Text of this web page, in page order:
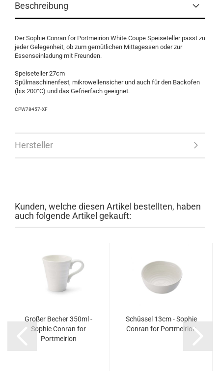
Beschreibung
Der Sophie Conran for Portmeirion White Coupe Speiseteller passt zu
jeder Gelegenheit, ob zum gemütlichen Mittagessen oder zur
Essenseinladung mit Freunden.
Speiseteller 27cm
Spülmaschinenfest, mikrowellensicher und auch für den Backofen
(bis 200°C) und das Gefrierfach geeignet.
CPW78457-XF
Hersteller
Kunden, welche diesen Artikel bestellten, haben
auch folgende Artikel gekauft:
Großer Becher 350ml -
Sophie Conran for
Portmeirion
Schüssel 13cm - Sophie
Conran for Portmeirion